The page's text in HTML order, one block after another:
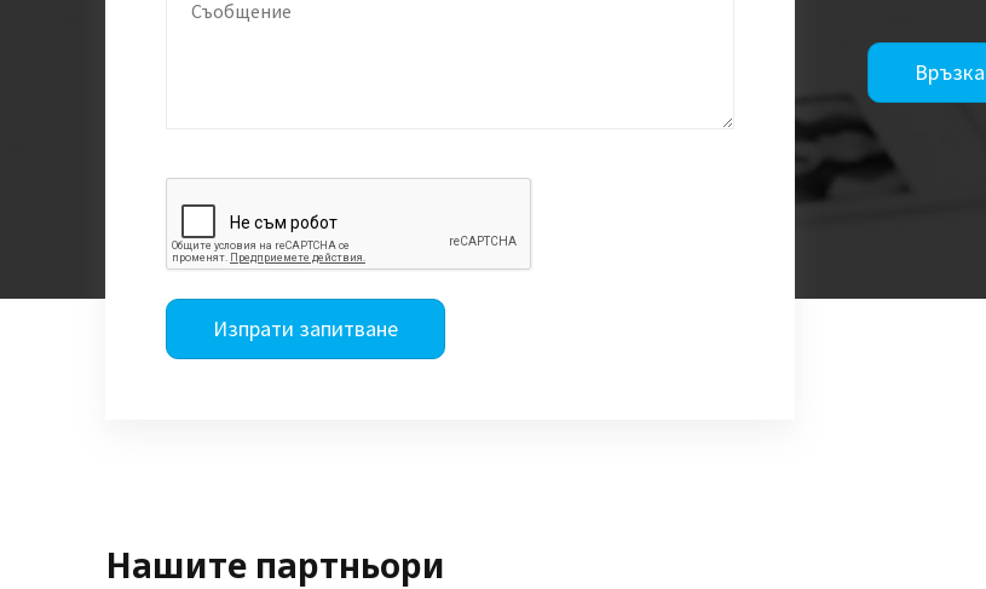
Изпрати запитване
Нашите партньори